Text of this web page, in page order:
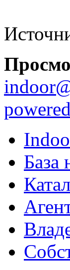
База